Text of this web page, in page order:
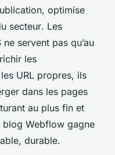
optimise
secteur. Les
servent pas qu’au
les
URL propres, ils
dans les pages
au plus fin et
blog Webflow gagne
durable.